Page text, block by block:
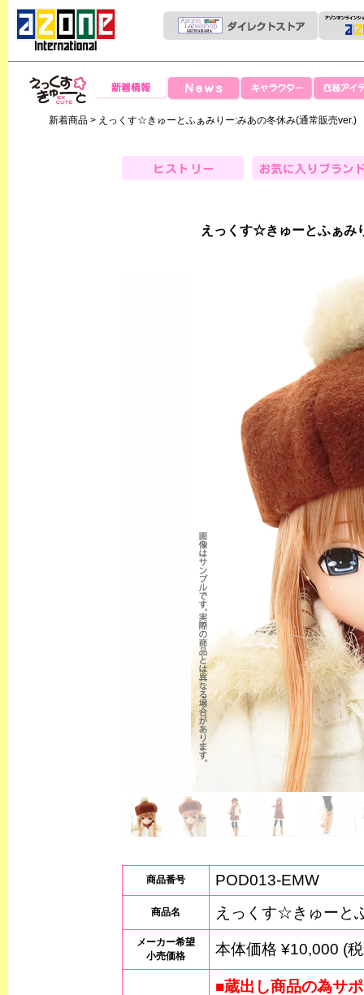
えっくすきゅー
新着商品 > えっくす☆きゅーとふぁみりー:みあの冬休み(通常販売ver.)
えっくす☆きゅーとふぁみ
商品番号 POD013-EMW
商品名 えっくす☆きゅーと
メーカー希望
小売価格
本体価格 ¥10,000 (
■蔵出し商品の為サ